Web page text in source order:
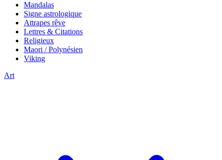
Mandalas
Signe astrologique
Attrapes rêve
Lettres & Citations
Religieux
Maori / Polynésien
Viking
Art